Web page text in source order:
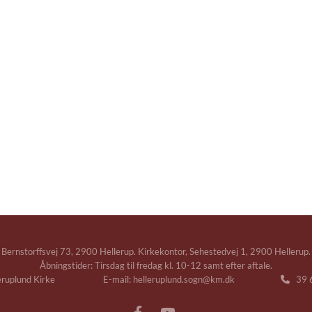
Bernstorffsvej 73, 2900 Hellerup. Kirkekontor, Sehestedvej 1, 2900 Hellerup.
Åbningstider: Tirsdag til fredag kl. 10-12 samt efter aftale.
Kirke E-mail: helleruplund.sogn@km.dk 39